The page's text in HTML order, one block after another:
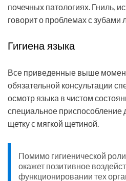
почечных патологиях. Гниль,
говорит о проблемах с зубами
Гигиена языка
Все приведенные выше
обязательной консультации
осмотр языка в чистом
специальное приспособление
щетку с мягкой щетиной.
Помимо гигиенической
окажет позитивное
функционировании тех